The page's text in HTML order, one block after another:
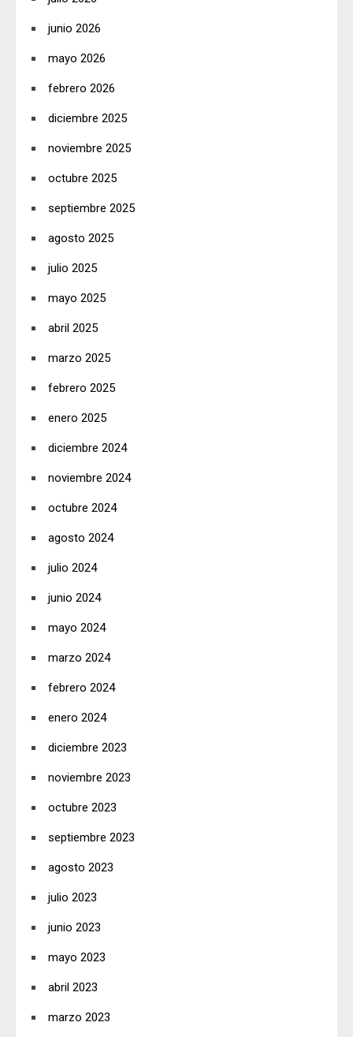
junio 2026
mayo 2026
febrero 2026
diciembre 2025
noviembre 2025
octubre 2025
septiembre 2025
agosto 2025
julio 2025
mayo 2025
abril 2025
marzo 2025
febrero 2025
enero 2025
diciembre 2024
noviembre 2024
octubre 2024
agosto 2024
julio 2024
junio 2024
mayo 2024
marzo 2024
febrero 2024
enero 2024
diciembre 2023
noviembre 2023
octubre 2023
septiembre 2023
agosto 2023
julio 2023
junio 2023
mayo 2023
abril 2023
marzo 2023